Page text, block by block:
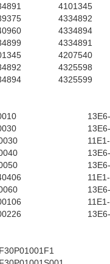
4101345
4334892
4334894
4334891
4207540
4325598
4325599